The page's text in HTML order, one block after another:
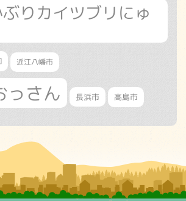
りカイツブリにゅ
近江八幡市
っさん 長浜市 高島市